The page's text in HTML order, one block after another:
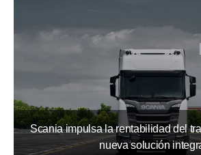
Scania impulsa la rentabilidad del
nueva solución